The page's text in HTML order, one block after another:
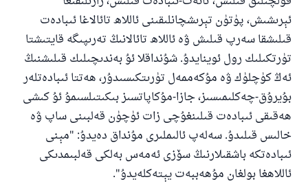
ئېرىشىش، پۈتۈن تېرىشچانلىقىنى ئاللاھ تائالاغا ئىبادەت
قىلىشقا سەرپ قىلىش ۋە ئاللاھ تائالانىڭ تەرىپىگە قايتىشتا
تۈرتكىلىك رول ئوينايدۇ. شۇنداقلا ئۇ بەندىچىلىك قىلىشنىڭ
ئەڭ كۈچلۈك ۋە مۇكەممەل تۈرىتكىسىدۇر، ھەتتا ئىبادەتلەر
بۇيرۇق-چەكلىمىسىز، جازا-مۇكاپاتسىز بىكىتىلسىمۇ ئۇ كىشى
ھەقىقى ئىبادەت قىلىنغۇچى زات ئۈچۈن قەلبىنى ساپ ۋە
خالىس قىلىدۇ. سەلەپ ئالىملىرى مۇنداق دەيدۇ: "مېنى
ئىبادەتكە باشقىلارنىڭ سۆزى ئەمەس بەلكى قەلبىمدىكى
ئاللاھغا بولغان مۇھەببەت يېتەكلەيدۇ".